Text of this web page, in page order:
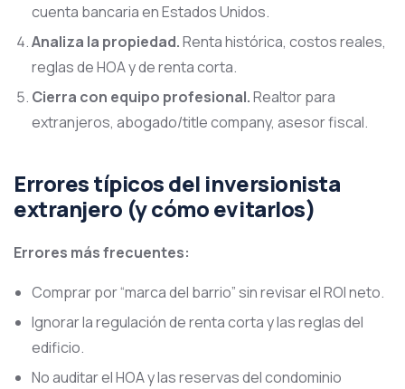
cuenta bancaria en Estados Unidos.
Analiza la propiedad.Renta histórica, costos reales,
reglas de HOA y de renta corta.
Cierra con equipo profesional.Realtor para
extranjeros, abogado/title company, asesor fiscal.
Errores típicos del inversionista
extranjero (y cómo evitarlos)
Errores más frecuentes:
Comprar por “marca del barrio” sin revisar el ROI neto.
Ignorar la regulación de renta corta y las reglas del
edificio.
No auditar el HOA y las reservas del condominio